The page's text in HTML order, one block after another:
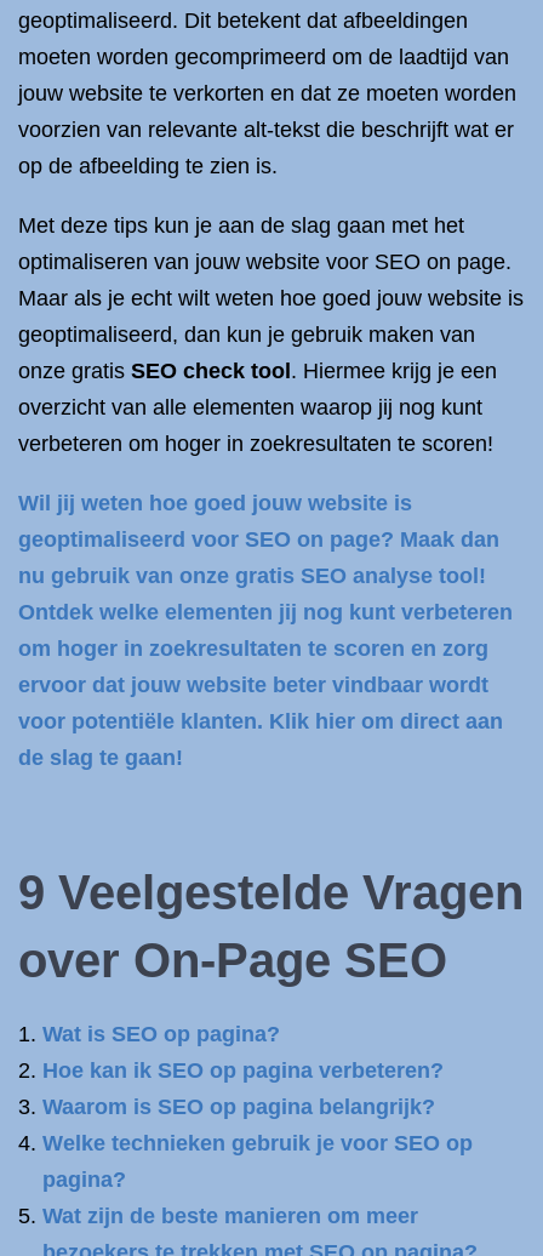
geoptimaliseerd. Dit betekent dat afbeeldingen
moeten worden gecomprimeerd om de laadtijd van
jouw website te verkorten en dat ze moeten worden
voorzien van relevante alt-tekst die beschrijft wat er
op de afbeelding te zien is.
Met deze tips kun je aan de slag gaan met het
optimaliseren van jouw website voor SEO on page.
Maar als je echt wilt weten hoe goed jouw website is
geoptimaliseerd, dan kun je gebruik maken van
onze gratis SEO check tool . Hiermee krijg je een
overzicht van alle elementen waarop jij nog kunt
verbeteren om hoger in zoekresultaten te scoren!
Wil jij weten hoe goed jouw website is
geoptimaliseerd voor SEO on page? Maak dan
nu gebruik van onze gratis SEO analyse tool!
Ontdek welke elementen jij nog kunt verbeteren
om hoger in zoekresultaten te scoren en zorg
ervoor dat jouw website beter vindbaar wordt
voor potentiële klanten. Klik hier om direct aan
de slag te gaan!
9 Veelgestelde Vragen
over On-Page SEO
Wat is SEO op pagina?
Hoe kan ik SEO op pagina verbeteren?
Waarom is SEO op pagina belangrijk?
Welke technieken gebruik je voor SEO op
pagina?
Wat zijn de beste manieren om meer